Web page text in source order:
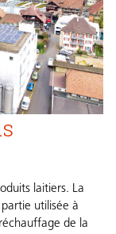
laitiers. La
utilisée à
de la